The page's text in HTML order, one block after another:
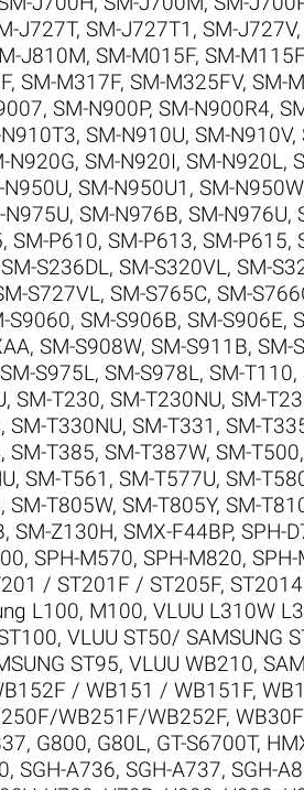
J727T, SM-J727T1 , SM-J727V,
J810M, SM-M015F, SM-M115F
, SM-M317F, SM-M325FV, SM-
, SM-N900P, SM-N900R4,
, SM-N910U, SM-N910V,
N920G, SM-N920I, SM-N920L,
N950U, SM-N950U1 , SM-N950W
N975U, SM-N976B, SM-N976U,
, SM-P610, SM-P613, SM-P615,
SM-S236DL, SM-S320VL, SM-
S727VL, SM-S765C, SM-
S9060, SM-S906B, SM-S906E,
, SM-S908W, SM-S911B, SM-
SM-S975L, SM-S978L, SM-T110,
, SM-T230, SM-T230NU, SM-
, SM-T330NU, SM-T331 , SM-
, SM-T385, SM-T387W, SM-T500,
, SM-T561 , SM-T577U, SM-
, SM-T805W, SM-T805Y, SM-
, SM-Z130H, SMX-F44BP, SPH-
, SPH-M570, SPH-M820,
/ ST201F / ST205F,
L100, M100, VLUU L310W
, VLUU ST50/ SAMSUNG
ST95, VLUU WB210,
/ WB151 / WB151F,
WB251F/WB252F,
, G800, G80L, GT-S6700T,
, SGH-A736, SGH-A737, SGH-